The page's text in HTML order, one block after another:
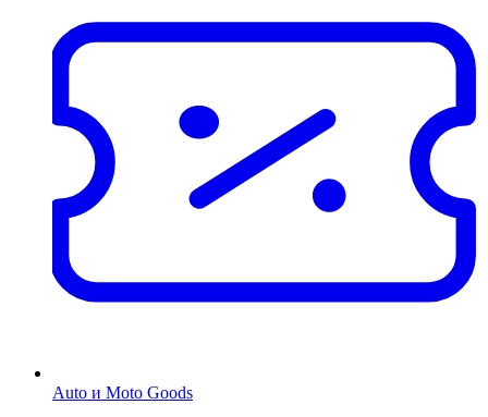
Auto и Moto Goods